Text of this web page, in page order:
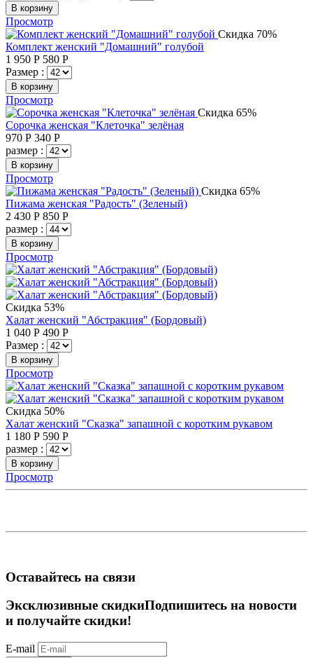
В корзину
Просмотр
Скидка 70%
Комплект женский "Домашний" голубой
1 950 Р 580 Р
Размер :
В корзину
Просмотр
Скидка 65%
Сорочка женская "Клеточка" зелёная
970 Р 340 Р
размер :
В корзину
Просмотр
Скидка 65%
Пижама женская "Радость" (Зеленый)
2 430 Р 850 Р
размер :
В корзину
Просмотр
Скидка 53%
Халат женский "Абстракция" (Бордовый)
1 040 Р 490 Р
Размер :
В корзину
Просмотр
Скидка 50%
Халат женский "Сказка" запашной с коротким рукавом
1 180 Р 590 Р
размер :
В корзину
Просмотр
Оставайтесь на связи
Эксклюзивные скидкиПодпишитесь на новости
и получайте скидки!
E-mail